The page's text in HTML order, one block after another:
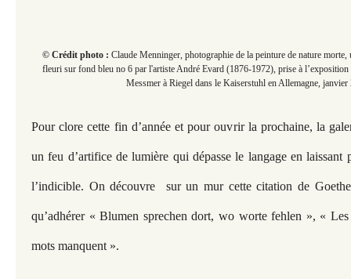
© Crédit photo : Claude Menninger, photographie de la peinture de nature morte,
fleuri sur fond bleu no 6 par l'artiste André Evard (1876-1972), prise à l’exposition
Messmer à Riegel dans le Kaiserstuhl en Allemagne, janvier
Pour clore cette fin d’année et pour ouvrir la prochaine, la
un feu d’artifice de lumière qui dépasse le langage en laissant
l’indicible. On découvre sur un mur cette citation de
qu’adhérer « Blumen sprechen dort, wo worte fehlen », «
mots manquent ».